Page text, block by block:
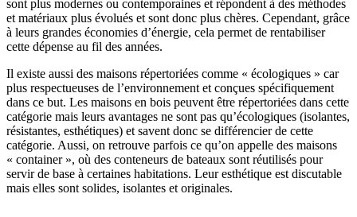
sont plus modernes ou contemporaines et répondent à des méthodes
et matériaux plus évolués et sont donc plus chères. Cependant, grâce
à leurs grandes économies d’énergie, cela permet de rentabiliser
cette dépense au fil des années.
Il existe aussi des maisons répertoriées comme « écologiques » car
plus respectueuses de l’environnement et conçues spécifiquement
dans ce but. Les maisons en bois peuvent être répertoriées dans cette
catégorie mais leurs avantages ne sont pas qu’écologiques (isolantes,
résistantes, esthétiques) et savent donc se différencier de cette
catégorie. Aussi, on retrouve parfois ce qu’on appelle des maisons
« container », où des conteneurs de bateaux sont réutilisés pour
servir de base à certaines habitations. Leur esthétique est discutable
mais elles sont solides, isolantes et originales.